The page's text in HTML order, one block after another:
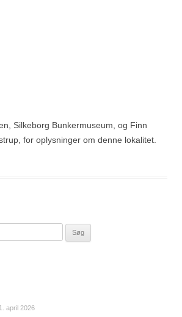
Silkeborg Bunkermuseum, og Finn
for oplysninger om denne lokalitet.
1. april 2026